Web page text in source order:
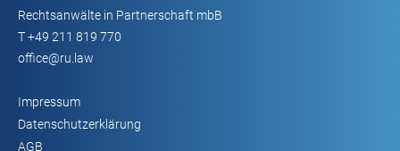
Rechtsanwälte in Partnerschaft mbB
T+49 211 819 770
office@ru.law
Impressum
Datenschutzerklärung
AGB